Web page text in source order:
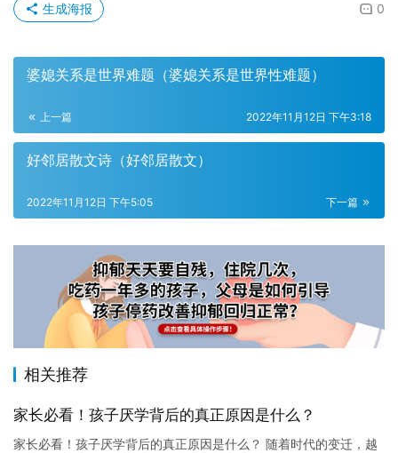
0
生成海报
婆媳关系是世界难题（婆媳关系是世界性难题）
上一篇 2022年11月12日 下午3:18
好邻居散文诗（好邻居散文）
下一篇
2022年11月12日 下午5:05
相关推荐
家长必看！孩子厌学背后的真正原因是什么？
家长必看！孩子厌学背后的真正原因是什么？ 随着时代的变迁，越